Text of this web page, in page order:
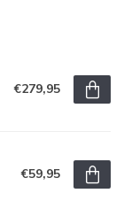
€279,95
€59,95